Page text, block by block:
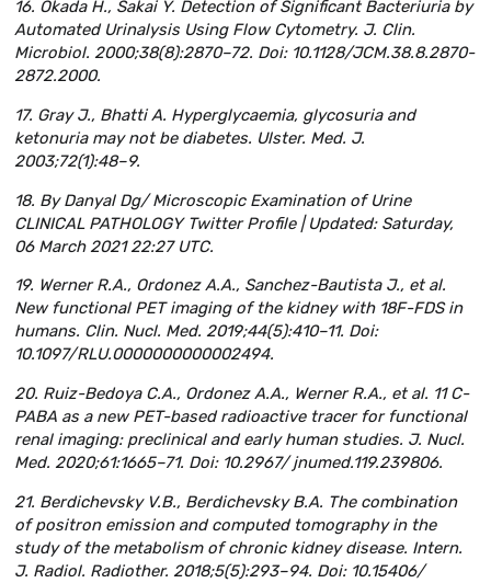
16. Okada H., Sakai Y. Detection of Significant Bacteriuria by
Automated Urinalysis Using Flow Cytometry. J. Clin.
Microbiol. 2000;38(8):2870–72. Doi: 10.1128/JCM.38.8.2870-
2872.2000.
17. Gray J., Bhatti A. Hyperglycaemia, glycosuria and
ketonuria may not be diabetes. Ulster. Med. J.
2003;72(1):48–9.
18. By Danyal Dg/ Microscopic Examination of Urine
CLINICAL PATHOLOGY Twitter Profile | Updated: Saturday,
06 March 2021 22:27 UTC.
19. Werner R.A., Ordonez A.A., Sanchez-Bautista J., et al.
New functional PET imaging of the kidney with 18F-FDS in
humans. Clin. Nucl. Med. 2019;44(5):410–11. Doi:
10.1097/RLU.0000000000002494.
20. Ruiz-Bedoya C.A., Ordonez A.A., Werner R.A., et al. 11 C-
PABA as a new PET-based radioactive tracer for functional
renal imaging: preclinical and early human studies. J. Nucl.
Med. 2020;61:1665–71. Doi: 10.2967/ jnumed.119.239806.
21. Berdichevsky V.B., Berdichevsky B.A. The combination
of positron emission and computed tomography in the
study of the metabolism of chronic kidney disease. Intern.
J. Radiol. Radiother. 2018;5(5):293–94. Doi: 10.15406/